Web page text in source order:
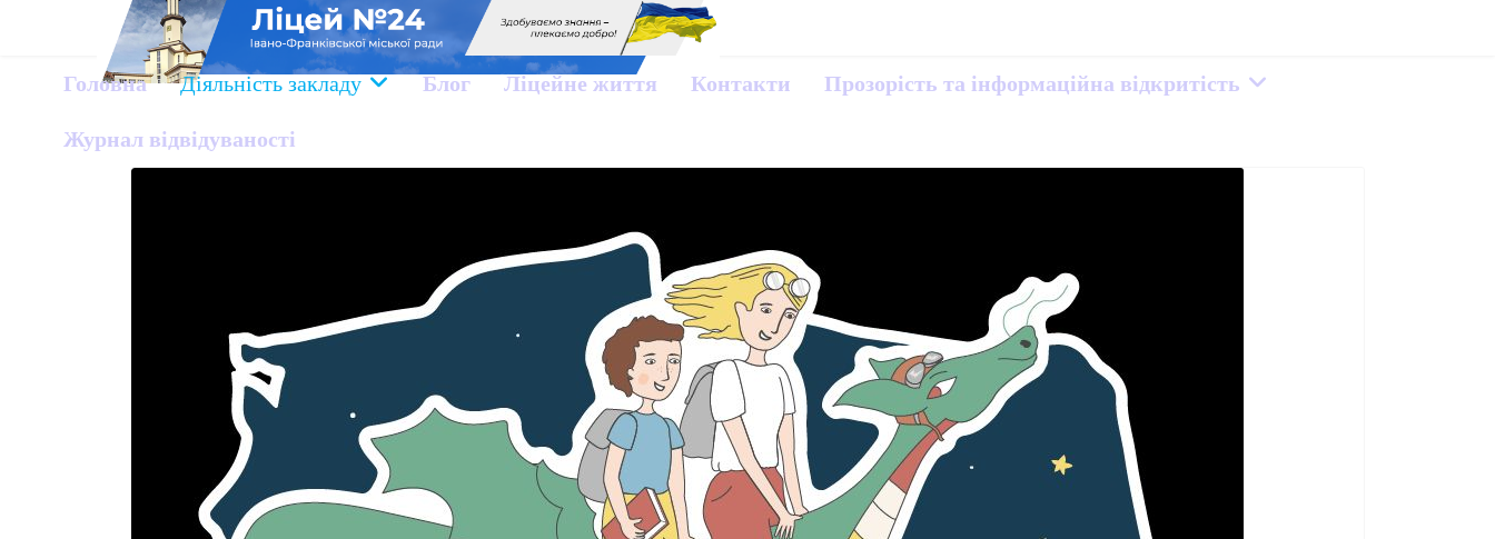
Головна Діяльність закладу Блог Ліцейне життя Контакти Прозорість та інформаційна відкритість
Журнал відвідуваності